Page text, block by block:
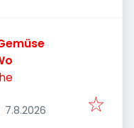
Veröffentlicht
7.8.2026